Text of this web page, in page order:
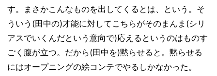
す。まさかこんなものを出してくるとは、という。そ
ういう(田中の)才能に対してこちらがそのまんま(シリ
アスでいくんだという意向で)応えるというのはものす
ごく腹が立つ。だから(田中を)黙らせると。黙らせる
にはオープニングの絵コンテでやるしかなかった。